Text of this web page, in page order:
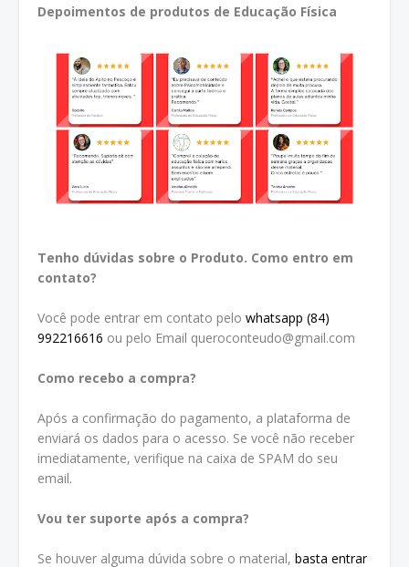
Depoimentos de produtos de Educação Física
Tenho dúvidas sobre o Produto. Como entro em
contato?
Você pode entrar em contato pelo whatsapp (84)
992216616 ou pelo Email queroconteudo@gmail.com
Como recebo a compra?
Após a confirmação do pagamento, a plataforma de
enviará os dados para o acesso. Se você não receber
imediatamente, verifique na caixa de SPAM do seu
email.
Vou ter suporte após a compra?
Se houver alguma dúvida sobre o material, basta entrar